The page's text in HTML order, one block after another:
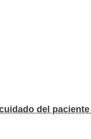
del